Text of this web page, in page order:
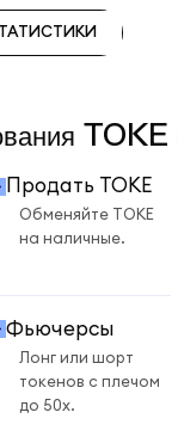
Продать TOKE
Обменяйте TOKE
на наличные.
Фьючерсы
Лонг или шорт
токенов с плечом
до 50x.